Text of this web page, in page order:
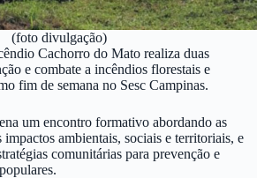
(foto divulgação)
Cachorro do Mato realiza duas
e combate a incêndios florestais e
fim de semana no Sesc Campinas.
um encontro formativo abordando as
impactos ambientais, sociais e territoriais, e
comunitárias para prevenção e